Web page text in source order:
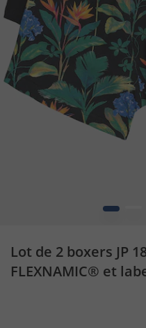
1
Lot de 2 boxers JP
FLEXNAMIC® et